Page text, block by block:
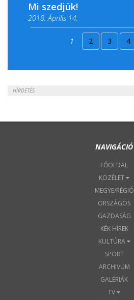
Mi szedjük!
2018. Április 14.
2018. Április 15.
1 2 3 4
HÍRDETÉS
NAVIGÁCIÓ
FŐOLDAL
KÖZÉLET
MEGYE/RÉGIÓ
ORSZÁGOS
GAZDASÁG
KÉK HÍREK
KULTÚRA
SPORT
ARCHIVUM
GALÉRIÁK
TV